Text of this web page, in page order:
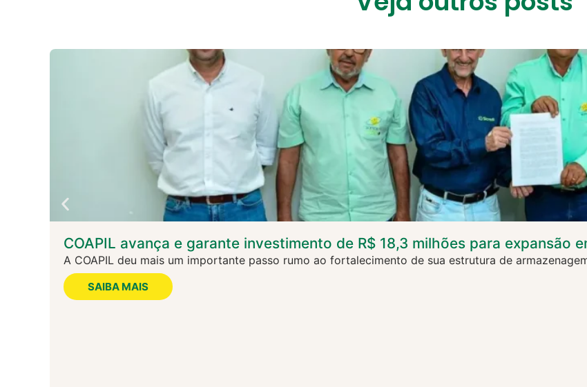
COAPIL avança e garante investimento de R$ 18,3 milhões para expansão
A COAPIL deu mais um importante passo rumo ao fortalecimento de sua estrutura de
SAIBA MAIS